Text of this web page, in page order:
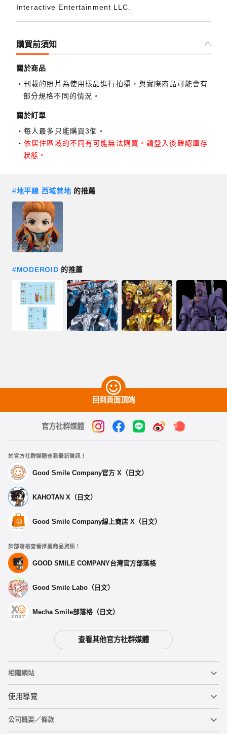
預購期間：2025年01月24日~至 (JST)2025年02月19日
2025年07月發售・每人限購3個
Interactive Entertainment LLC.
購買前須知
關於商品
刊載的照片為使用樣品進行拍攝，與實際商品可能會有
部分規格不同的情況。
關於訂單
每人最多只能購買3個。
依居住區域的不同有可能無法購買。請登入後確認庫存
狀態。
#地平線 西域禁地 的推薦
#MODEROID 的推薦
回到頁面頂端
官方社群媒體
於官方社群媒體查看最新資訊！
Good Smile Company官方 X（日文）
KAHOTAN X（日文）
Good Smile Company線上商店 X（日文）
於部落格查看推薦商品資訊！
GOOD SMILE COMPANY台灣官方部落格
Good Smile Labo（日文）
Mecha Smile部落格（日文）
查看其他官方社群媒體
相關網站
黏土人
黏土人臉部製造機（英文）
使用導覽
重要公告
公司概要／條款